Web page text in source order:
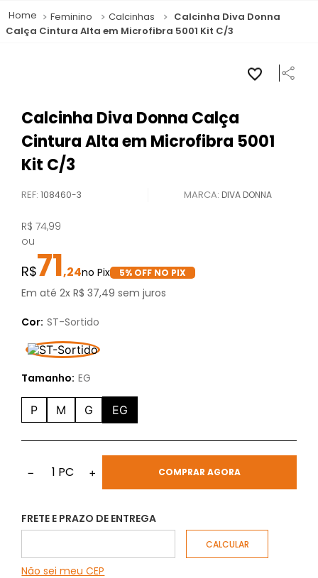
Feminino Calcinhas
Calcinha Diva Donna
Calça Cintura Alta em Microfibra 5001 Kit C/3
Calcinha Diva Donna Calça
Cintura Alta em Microfibra 5001
Kit C/3
REF:108460-3 DIVA DONNA
R$ 74,99
ou
71,24 5% OFF NO PIX
Em até2xR$ 37,49 sem juros
Cor: ST-Sortido
Tamanho: EG
P M G EG
− 1 PC + COMPRAR AGORA
FRETE E PRAZO DE ENTREGA
Não sei meu CEP